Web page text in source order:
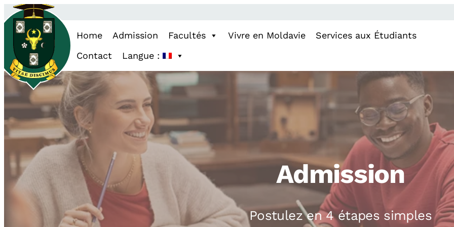
Home Admission Facultés Vivre en Moldavie
Services aux Étudiants
Contact
Langue :
Admission
Postulez en 4 étapes simples